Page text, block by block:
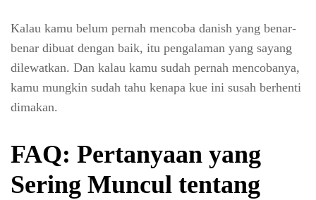
Kalau kamu belum pernah mencoba danish yang benar-
benar dibuat dengan baik, itu pengalaman yang sayang
dilewatkan. Dan kalau kamu sudah pernah mencobanya,
kamu mungkin sudah tahu kenapa kue ini susah berhenti
dimakan.
FAQ: Pertanyaan yang
Sering Muncul tentang